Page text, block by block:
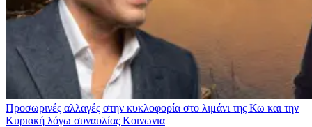
Προσωρινές αλλαγές στην κυκλοφορία στο λιμάνι της Κω και την
Κυριακή λόγω συναυλίας Κοινωνια